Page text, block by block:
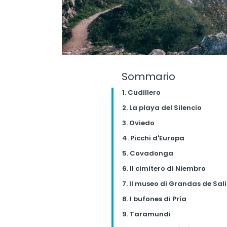
Sommario
1. Cudillero
2. La playa del Silencio
3. Oviedo
4. Picchi d'Europa
5. Covadonga
6. Il cimitero di Niembro
7. Il museo di Grandas de
8. I bufones di Pría
9. Taramundi